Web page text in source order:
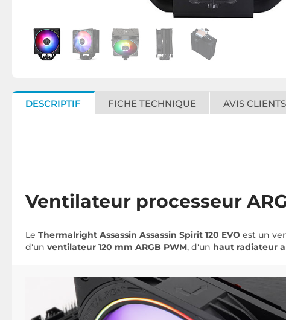
DESCRIPTIF FICHE TECHNIQUE AVIS CLIENTS
Ventilateur processeur
Le Thermalright Assassin Assassin Spirit 120 EVO est un
d'un ventilateur 120 mm ARGB PWM, d'un haut radiateur